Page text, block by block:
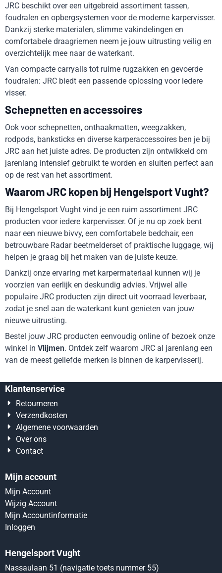
JRC beschikt over een uitgebreid assortiment tassen,
foudralen en opbergsystemen voor de moderne karpervisser.
Dankzij sterke materialen, slimme vakindelingen en
comfortabele draagriemen neem je jouw uitrusting veilig en
overzichtelijk mee naar de waterkant.
Van compacte carryalls tot ruime rugzakken en gevoerde
foudralen: JRC biedt een passende oplossing voor iedere
visser.
Schepnetten en accessoires
Ook voor schepnetten, onthaakmatten, weegzakken,
rodpods, banksticks en diverse karperaccessoires ben je bij
JRC aan het juiste adres. De producten zijn ontwikkeld om
jarenlang intensief gebruikt te worden en sluiten perfect aan
op de rest van het assortiment.
Waarom JRC kopen bij Hengelsport Vught?
Bij Hengelsport Vught vind je een ruim assortiment JRC
producten voor iedere karpervisser. Of je nu op zoek bent
naar een nieuwe bivvy, een comfortabele bedchair, een
betrouwbare Radar beetmelderset of praktische luggage, wij
helpen je graag bij het maken van de juiste keuze.
Dankzij onze ervaring met karpermateriaal kunnen wij je
voorzien van eerlijk en deskundig advies. Vrijwel alle
populaire JRC producten zijn direct uit voorraad leverbaar,
zodat je snel aan de waterkant kunt genieten van jouw
nieuwe uitrusting.
Bestel jouw JRC producten eenvoudig online of bezoek onze
winkel in Vlijmen. Ontdek zelf waarom JRC al jarenlang een
van de meest geliefde merken is binnen de karpervisserij.
Klantenservice
Retourneren
Verzendkosten
Algemene voorwaarden
Over ons
Contact
Mijn account
Mijn Account
Wijzig Account
Mijn Accountinformatie
Inloggen
Hengelsport Vught
Nassaulaan 51 (navigatie toets nummer 55)